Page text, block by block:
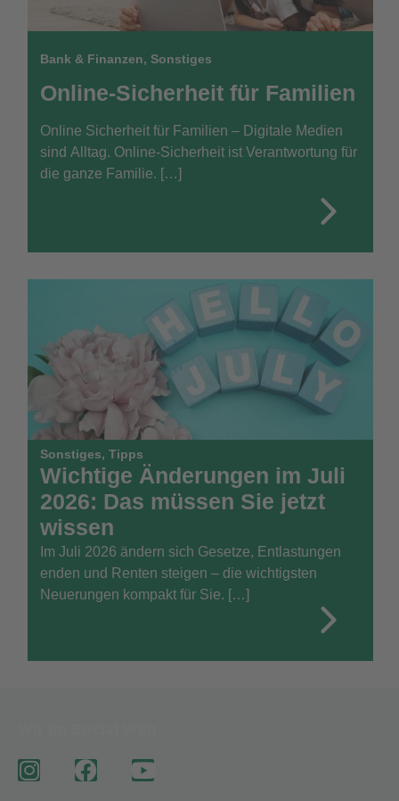
Bank & Finanzen, Sonstiges
Online-Sicherheit für Familien
Online Sicherheit für Familien – Digitale Medien
sind Alltag. Online-Sicherheit ist Verantwortung für
die ganze Familie. […]
Sonstiges, Tipps
Wichtige Änderungen im Juli
2026: Das müssen Sie jetzt
wissen
Im Juli 2026 ändern sich Gesetze, Entlastungen
enden und Renten steigen – die wichtigsten
Neuerungen kompakt für Sie. […]